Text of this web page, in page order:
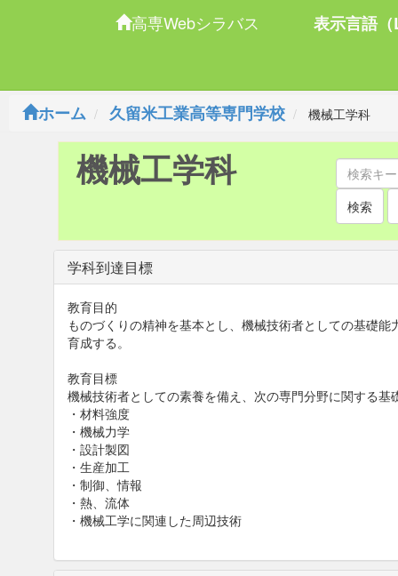
高専Webシラバス 表示言語
ホーム 久留米工業高等専門学校 機械工学科
機械工学科
検索
学科到達目標
教育目的
ものづくりの精神を基本とし、機械技術者としての基礎
育成する。
教育目標
機械技術者としての素養を備え、次の専門分野に関する
・材料強度
・機械力学
・設計製図
・生産加工
・制御、情報
・熱、流体
・機械工学に関連した周辺技術